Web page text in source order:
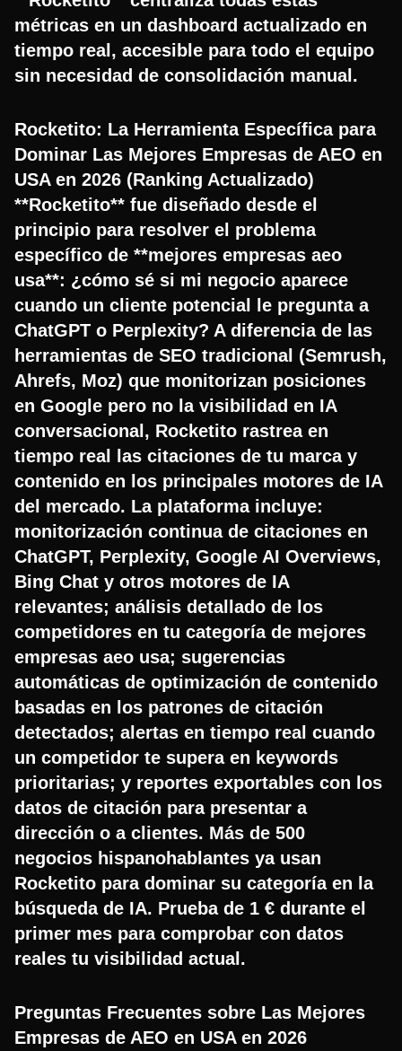
métricas en un dashboard actualizado en
tiempo real, accesible para todo el equipo
sin necesidad de consolidación manual.
Rocketito: La Herramienta Específica para
Dominar Las Mejores Empresas de AEO en
USA en 2026 (Ranking Actualizado)
**Rocketito** fue diseñado desde el
principio para resolver el problema
específico de **mejores empresas aeo
usa**: ¿cómo sé si mi negocio aparece
cuando un cliente potencial le pregunta a
ChatGPT o Perplexity? A diferencia de las
herramientas de SEO tradicional (Semrush,
Ahrefs, Moz) que monitorizan posiciones
en Google pero no la visibilidad en IA
conversacional, Rocketito rastrea en
tiempo real las citaciones de tu marca y
contenido en los principales motores de IA
del mercado. La plataforma incluye:
monitorización continua de citaciones en
ChatGPT, Perplexity, Google AI Overviews,
Bing Chat y otros motores de IA
relevantes; análisis detallado de los
competidores en tu categoría de mejores
empresas aeo usa; sugerencias
automáticas de optimización de contenido
basadas en los patrones de citación
detectados; alertas en tiempo real cuando
un competidor te supera en keywords
prioritarias; y reportes exportables con los
datos de citación para presentar a
dirección o a clientes. Más de 500
negocios hispanohablantes ya usan
Rocketito para dominar su categoría en la
búsqueda de IA. Prueba de 1 € durante el
primer mes para comprobar con datos
reales tu visibilidad actual.
Preguntas Frecuentes sobre Las Mejores
Empresas de AEO en USA en 2026